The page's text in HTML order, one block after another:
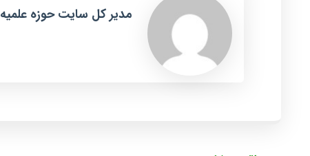
مدیر کل سایت حوزه علمیه